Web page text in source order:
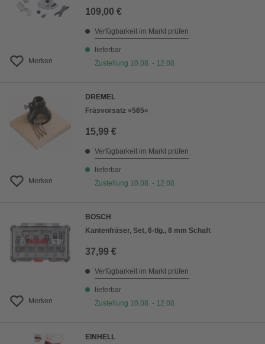
Merken
109,00 €
Verfügbarkeit im Markt prüfen
lieferbar
Zustellung 10.08. - 12.08.
Merken
DREMEL
Fräsvorsatz »565«
15,99 €
Verfügbarkeit im Markt prüfen
lieferbar
Zustellung 10.08. - 12.08.
Merken
BOSCH
Kantenfräser, Set, 6-tlg., 8 mm Schaft
37,99 €
Verfügbarkeit im Markt prüfen
lieferbar
Zustellung 10.08. - 12.08.
EINHELL